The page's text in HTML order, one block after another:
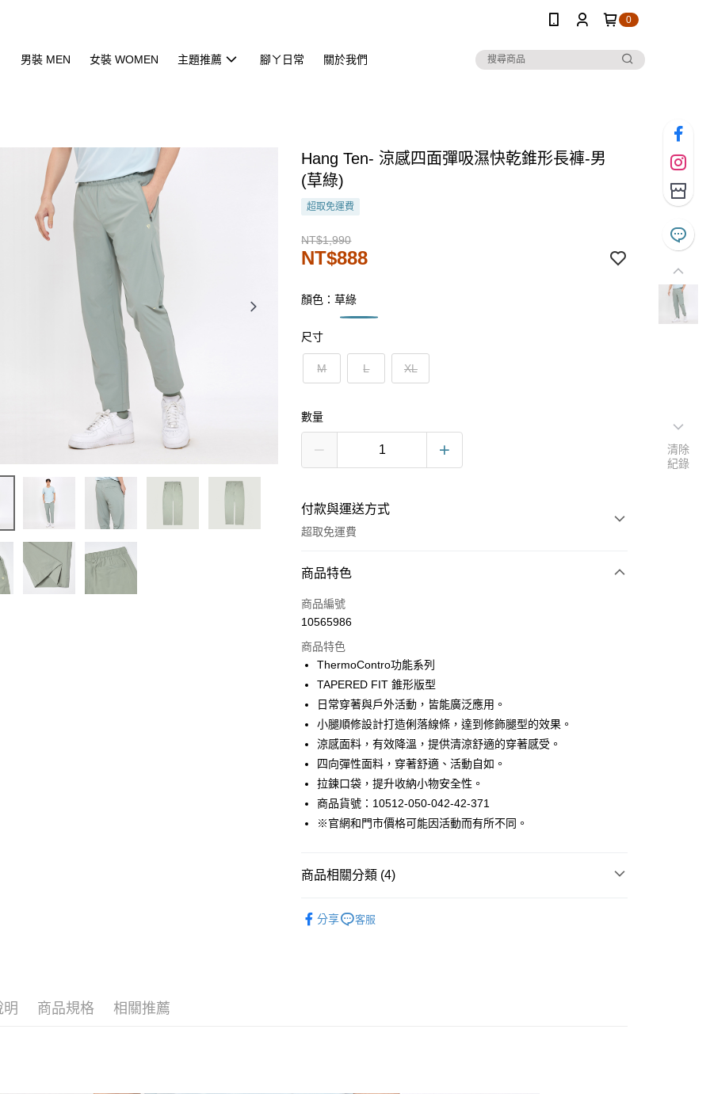
0
男裝 MEN 女裝 WOMEN 主題推薦 腳ㄚ日常 關於我們
Hang Ten- 涼感四面彈吸濕快乾錐形長褲-男
(草綠)
超取免運費
NT$1,990
NT$888
顏色：草綠
尺寸
M L XL
數量
付款與運送方式
超取免運費
付款方式
信用卡一次付款
Apple Pay
街口支付
悠遊付
Google Pay
貨到付款
運送方式
免運費
免運費
商品特色
商品編號
10565986
商品特色
ThermoContro功能系列
TAPERED FIT 錐形版型
日常穿著與戶外活動，皆能廣泛應用。
小腿順修設計打造俐落線條，達到修飾腿型的效果。
涼感面料，有效降溫，提供清涼舒適的穿著感受。
四向彈性面料，穿著舒適、活動自如。
拉鍊口袋，提升收納小物安全性。
商品貨號：10512-050-042-42-371
※官網和門市價格可能因活動而有所不同。
商品相關分類 (4)
分享 客服
明 商品規格 相關推薦
清除
紀錄